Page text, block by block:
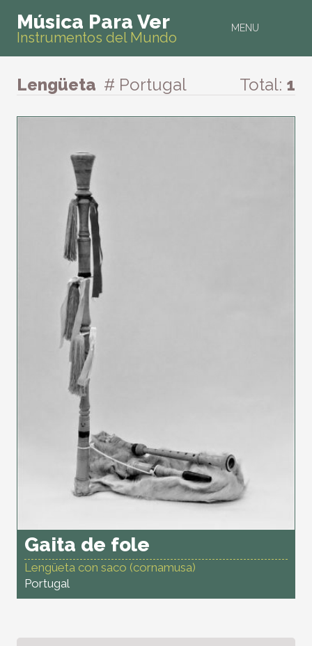
MENU
Música Para Ver
Instrumentos del Mundo
Lengüeta # Portugal Total: 1
Gaita de fole
Lengüeta con saco (cornamusa)
Portugal